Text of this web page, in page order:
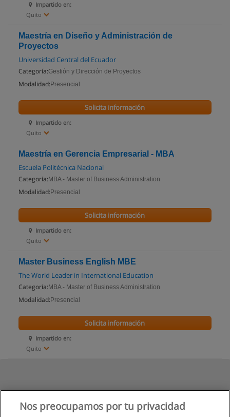
Impartido en:
Quito
Maestría en Diseño y Administración de
Proyectos
Universidad Central del Ecuador
Categoría:Gestión y Dirección de Proyectos
Modalidad: Presencial
Impartido en:
Quito
Solicita información
Maestría en Gerencia Empresarial - MBA
Escuela Politécnica Nacional
Categoría: MBA - Master of Business Administration
Modalidad: Presencial
Impartido en:
Quito
Solicita información
Master Business English MBE
The World Leader in International Education
Categoría: MBA - Master of Business Administration
Modalidad: Presencial
Impartido en:
Quito
Solicita información
Nos preocupamos por tu privacidad